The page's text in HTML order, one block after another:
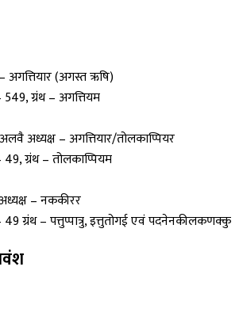
अगत्तियार (अगस्त ऋषि)
ग्रंथ – अगत्तियम
अध्यक्ष – अगत्तियार/तोलकाप्पियर
ग्रंथ – तोलकाप्पियम
– नककीरर
ग्रंथ – पत्तुप्पात्रु, इत्तुतोगई एवं पदनेनकीलकणक्कु